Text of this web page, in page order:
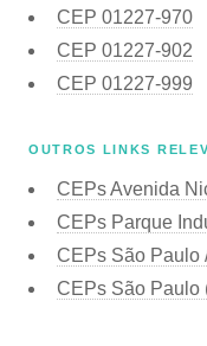
CEP 01227-970
CEP 01227-902
CEP 01227-999
OUTROS LINKS
CEPs Avenida
CEPs Parque
CEPs São Paulo
CEPs São Paulo